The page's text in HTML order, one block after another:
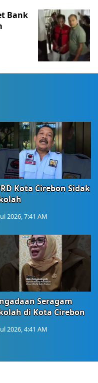
Bank
Kota Cirebon Sidak
2026, 7:41 AM
Seragam
di Kota Cirebon
2026, 4:41 AM